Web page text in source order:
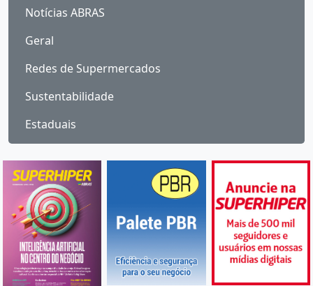
Notícias ABRAS
Geral
Redes de Supermercados
Sustentabilidade
Estaduais